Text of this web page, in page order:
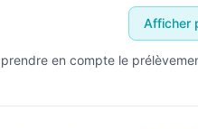
Afficher
en compte le